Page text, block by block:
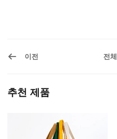
이전 전체
추천 제품